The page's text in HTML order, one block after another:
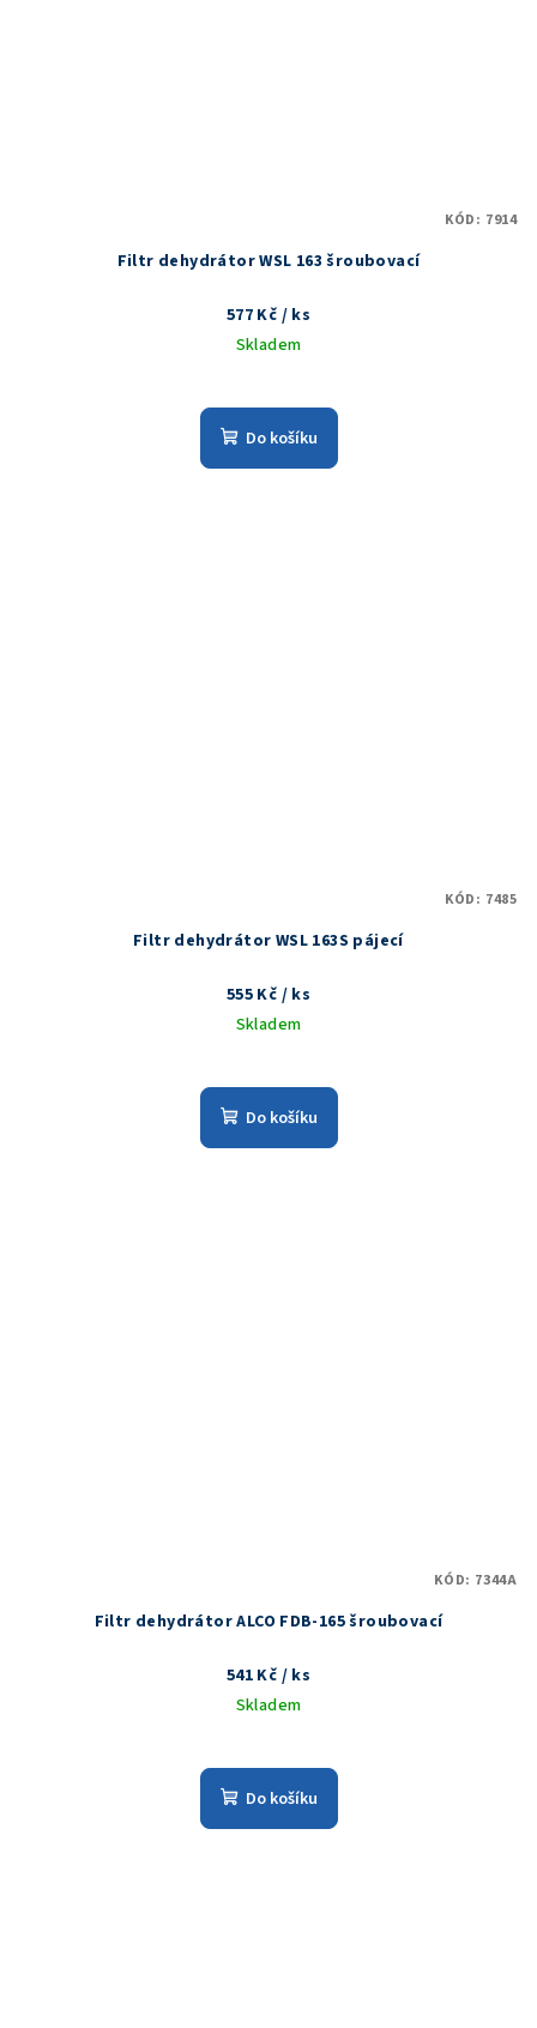
Filtr dehydrátor WSL 163 šroubovací
577 Kč / ks
Skladem
Do košíku
KÓD: 7914
Filtr dehydrátor WSL 163S pájecí
555 Kč / ks
Skladem
Do košíku
KÓD: 7485
Filtr dehydrátor ALCO FDB-165 šroubovací
541 Kč / ks
Skladem
Do košíku
KÓD: 7344A